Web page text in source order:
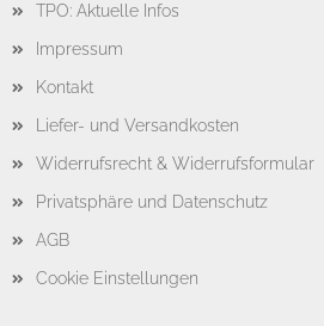
TPO: Aktuelle Infos
Impressum
Kontakt
Liefer- und Versandkosten
Widerrufsrecht & Widerrufsformular
Privatsphäre und Datenschutz
AGB
Cookie Einstellungen